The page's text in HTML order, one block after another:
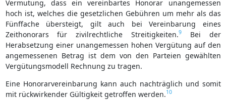
Vermutung, dass ein vereinbartes Honorar unangemessen
hoch ist, welches die gesetzlichen Gebühren um mehr als das
Fünffache übersteigt, gilt auch bei Vereinbarung eines
Zeithonorars für zivilrechtliche Streitigkeiten.9Bei der
Herabsetzung einer unangemessen hohen Vergütung auf den
angemessenen Betrag ist dem von den Parteien gewählten
Vergütungsmodell Rechnung zu tragen.
Eine Honorarvereinbarung kann auch nachträglich und somit
mit rückwirkender Gültigkeit getroffen werden.10